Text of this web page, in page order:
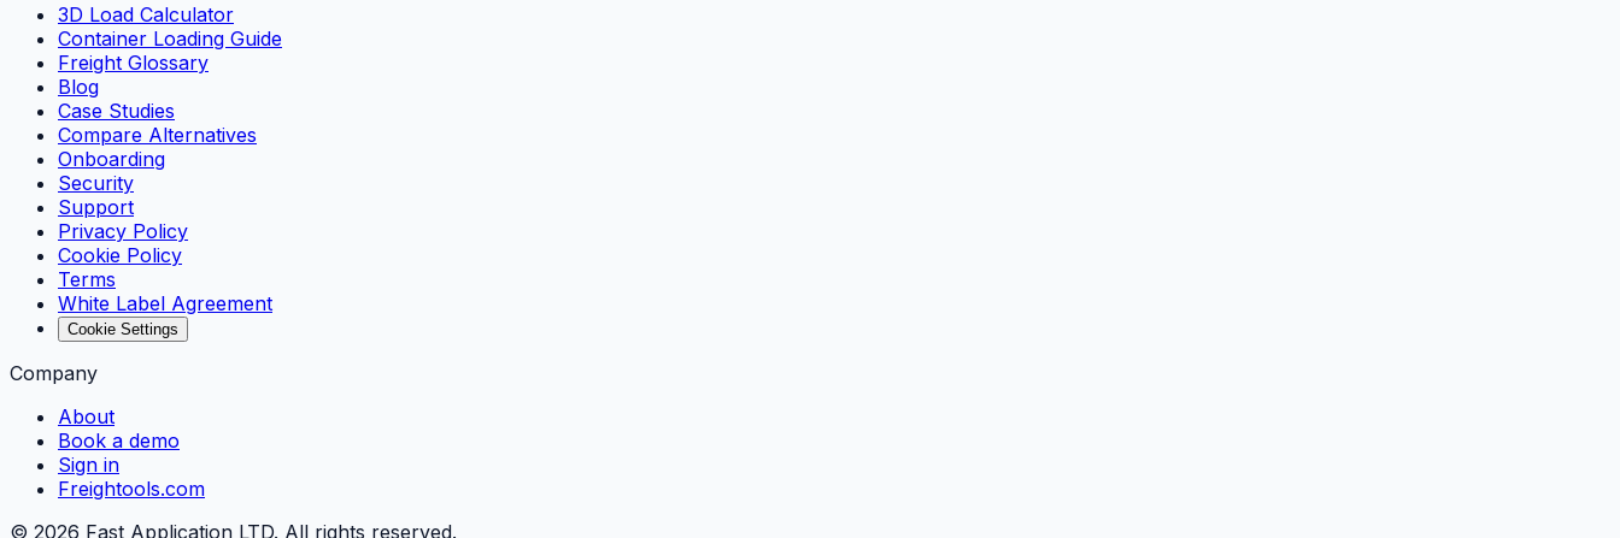
3D Load Calculator
Container Loading Guide
Freight Glossary
Blog
Case Studies
Compare Alternatives
Onboarding
Security
Support
Privacy Policy
Cookie Policy
Terms
White Label Agreement
Cookie Settings
Company
About
Book a demo
Sign in
Freightools.com
© 2026 Fast Application LTD. All rights reserved.